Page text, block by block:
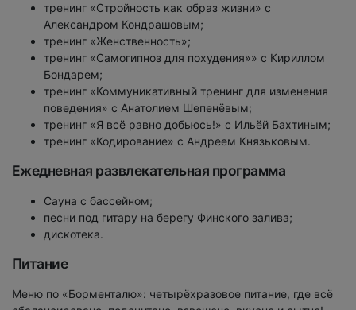
тренинг «Стройность как образ жизни» с
Александром Кондрашовым;
тренинг «Женственность»;
тренинг «Самогипноз для похудения»» с Кириллом
Бондарем;
тренинг «Коммуникативный тренинг для изменения
поведения» с Анатолием Шепенёвым;
тренинг «Я всё равно добьюсь!» с Ильёй Бахтиным;
тренинг «Кодирование» с Андреем Князьковым.
Ежедневная развлекательная программа
Сауна с бассейном;
песни под гитару на берегу Финского залива;
дискотека.
Питание
Меню по «Борменталю»: четырёхразовое питание, где всё